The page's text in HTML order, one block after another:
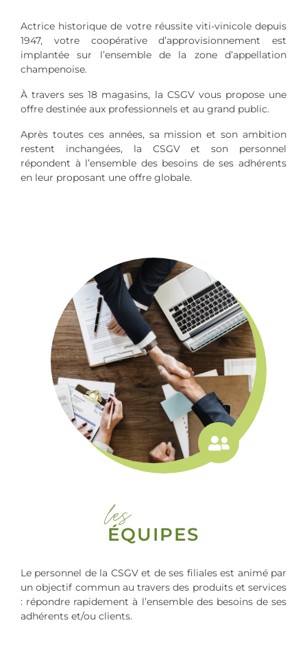
Actrice historique de votre réussite viti-vinicole depuis
1947, votre coopérative d’approvisionnement est
implantée sur l’ensemble de la zone d’appellation
champenoise.
À travers ses 18 magasins, la CSGV vous propose une
offre destinée aux professionnels et au grand public.
Après toutes ces années, sa mission et son ambition
restent inchangées, la CSGV et son personnel
répondent à l’ensemble des besoins de ses adhérents
en leur proposant une offre globale.
les
ÉQUIPES
Le personnel de la CSGV et de ses filiales est animé par
un objectif commun au travers des produits et services
: répondre rapidement à l’ensemble des besoins de ses
adhérents et/ou clients.